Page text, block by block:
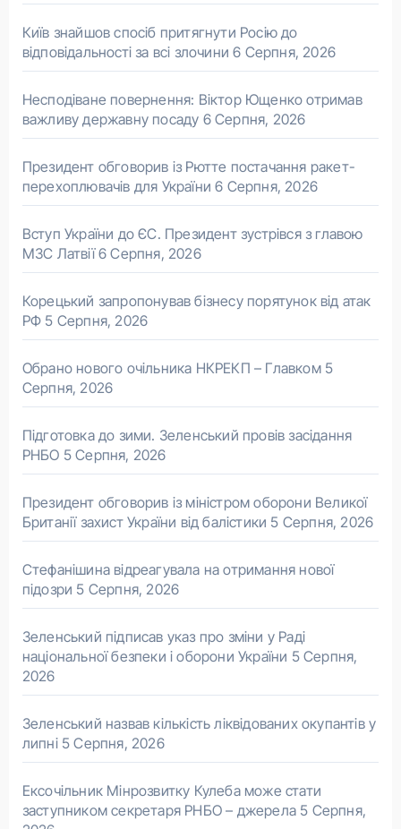
Київ знайшов спосіб притягнути Росію до
відповідальності за всі злочини 6 Серпня, 2026
Несподіване повернення: Віктор Ющенко отримав
важливу державну посаду 6 Серпня, 2026
Президент обговорив із Рютте постачання ракет-
перехоплювачів для України 6 Серпня, 2026
Вступ України до ЄС. Президент зустрівся з главою
МЗС Латвії 6 Серпня, 2026
Корецький запропонував бізнесу порятунок від атак
РФ 5 Серпня, 2026
Обрано нового очільника НКРЕКП – Главком 5
Серпня, 2026
Підготовка до зими. Зеленський провів засідання
РНБО 5 Серпня, 2026
Президент обговорив із міністром оборони Великої
Британії захист України від балістики 5 Серпня, 2026
Стефанішина відреагувала на отримання нової
підозри 5 Серпня, 2026
Зеленський підписав указ про зміни у Раді
національної безпеки і оборони України 5 Серпня,
2026
Зеленський назвав кількість ліквідованих окупантів у
липні 5 Серпня, 2026
Ексочільник Мінрозвитку Кулеба може стати
заступником секретаря РНБО – джерела 5 Серпня,